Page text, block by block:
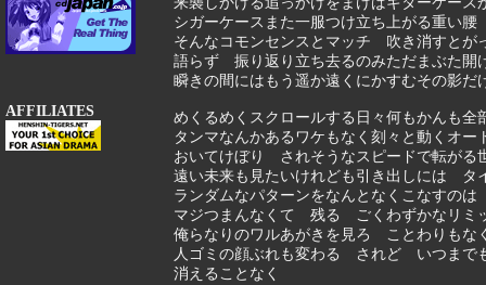
AFFILIATES
シガーケースまた一服つけ立ち上がる重い
そんなコモンセンスとマッチ 吹き消すとが
語らず 振り返り立ち去るのみただまぶた開
瞬きの間にはもう遥か遠くにかすむその影だ
めくるめくスクロールする日々何もかんも全
タンマなんかあるワケもなく刻々と動くオ
おいてけぼり されそうなスピードで転が
遠い未来も見たいけれども引き出しには タ
ランダムなパターンをなんとなくこなすのは
マジつまんなくて 残る ごくわずかなリミ
俺らなりのワルあがきを見ろ ことわりもな
人ゴミの顔ぶれも変わる されど いつまで
消えることなく